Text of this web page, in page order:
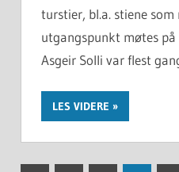
turstier, bl.a. stiene som
utgangspunkt møtes på
Asgeir Solli var flest
LES VIDERE